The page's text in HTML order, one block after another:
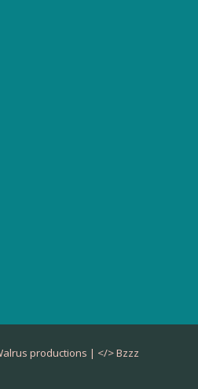
productions | </>Bzzz